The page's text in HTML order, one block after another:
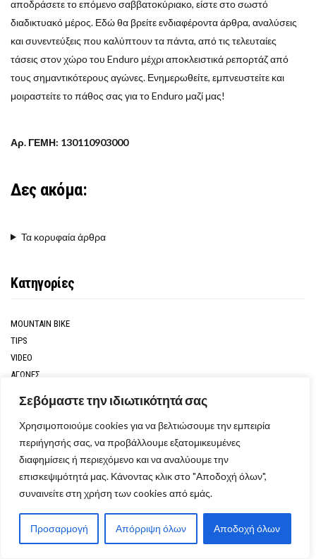
Σεβόμαστε την ιδιωτικότητά σας
Χρησιμοποιούμε cookies για να βελτιώσουμε την εμπειρία
περιήγησής σας, να προβάλλουμε εξατομικευμένες
διαφημίσεις ή περιεχόμενο και να αναλύουμε την
επισκεψιμότητά μας. Κάνοντας κλικ στο "Αποδοχή όλων",
συναινείτε στη χρήση των cookies από εμάς.
Προσαρμογή Απόρριψη όλων Αποδοχή όλων
αποδράσετε το επόμενο σαββατοκύριακο, είστε στο σωστό
διαδικτυακό μέρος. Εδώ θα βρείτε ενδιαφέροντα άρθρα, αναλύσεις
και συνεντεύξεις που καλύπτουν τα πάντα, από τις τελευταίες
τάσεις στον χώρο του Enduro μέχρι αποκλειστικά ρεπορτάζ από
τους σημαντικότερους αγώνες. Ενημερωθείτε, εμπνευστείτε και
μοιραστείτε το πάθος σας για το Enduro μαζί μας!
Αρ. ΓΕΜΗ: 130110903000
Δες ακόμα:
Τα κορυφαία άρθρα
Κατηγορίες
MOUNTAIN BIKE
TIPS
VIDEO
ΑΓΩΝΕΣ
ΑΠΟΨΕΙΣ
ΑΦΙΕΡΩΜΑΤΑ
ΔΕΛΤΙΑ ΤΥΠΟΥ
ΔΙΑΦΟΡΑ
ΔΙΑΦΟΡΑ ΝΕΑ
ΔΟΚΙΜΕΣ
ΕΚΔΡΟΜΕΣ
ΜΟΤΟΣΥΚΛΕΤΕΣ